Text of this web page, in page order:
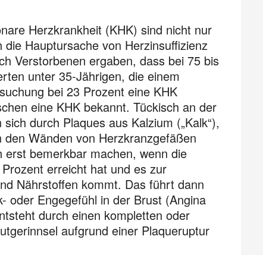
Herzkrankheit (KHK) sind nicht nur
Hauptursache von Herzinsuffizienz
Verstorbenen ergaben, dass bei 75 bis
unter 35-Jährigen, die einem
bei 23 Prozent eine KHK
eine KHK bekannt. Tückisch an der
durch Plaques aus Kalzium („Kalk“),
Wänden von Herzkranzgefäßen
bemerkbar machen, wenn die
erreicht hat und es zur
Nährstoffen kommt. Das führt dann
oder Engegefühl in der Brust (Angina
durch einen kompletten oder
aufgrund einer Plaqueruptur